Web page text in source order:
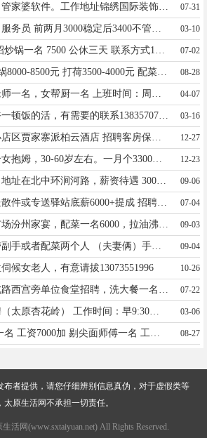
招聘文员一名。管家婆软件。工作地址锦绣国际装饰城联系18235122333张 07-31
03-10
07-02
招聘: 融合菜炒锅8000-8500元 打荷3500-4000元 配菜老二5000-5500元 凉菜6000-7000元 做面6500-7000元 地址:小店刘家堡乡。 打电话联系13546324369 08-28
04-07
我想找个做中午一顿饭的活，有需要的联系13835707100 03-16
12-27
榆次女老人找个女抱姆，30-60岁左右。一月个3300休四天。不休息一天加100联电话15935648494。老人身体健康就是腿疼要求家常便饭去的联系她 12-23
招聘司机一名，地址在北中环涧河路，薪资待遇 3000 到 3800，电话 13934115934 谢谢 09-06
招聘快递员，送散件或专送驿站底薪6000+提成 招聘上门取件人员@男女都可以50岁以内，月工资7-8000千 招聘分拣工上班5-6个小时工资2000-2500可以倒班，男女不限50岁以内 上班地址 万柏林区南内环西街西华苑4期 电话微同13327438213 15525053058 07-04
晋源区万水大市场汾州家宴，配菜一名6000，拉油沸水可以炒点家常菜的7000到7500，两天公休，不休补钱 联系电话13333410151刘%15536047020/李 09-03
求职东北凉菜带副手或者配菜两个人 （夫妻俩）手法好.人品好.干净利索 要求有夫妻间住宿能洗澡，有休息，报销往返路费，人在东北随时出发 有需要的老板联系，联系电话15303512079长期合作，短期勿扰 具体电话微信详谈！！！ 09-04
候女老人，有意请拔13073551996 10-26
07-22
钟点工阿姨招聘（太原杏花岭） 工作时间：早9:30—晚7:30 工作内容：家里做饭、收拾家务 用餐人数：2–3人日常饭菜 工作地址：太原市杏花岭区富力华庭 要求： 女性，56岁以下 身体健康、干净利索 为人实在、勤劳肯干 待遇： 月薪：3500元 每周休息1天 有意者请直接联系我。☎13383519965 03-06
08-27
布者提供，请您仔细辨别信息真伪，对于虚假类等
原生活网不承担一切责任。
活网(www.sxtaiyuan.net) All Rights Reserved.